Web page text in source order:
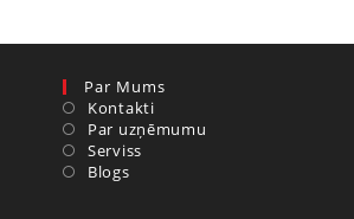
Par Mums
Kontakti
Par uzņēmumu
Serviss
Blogs